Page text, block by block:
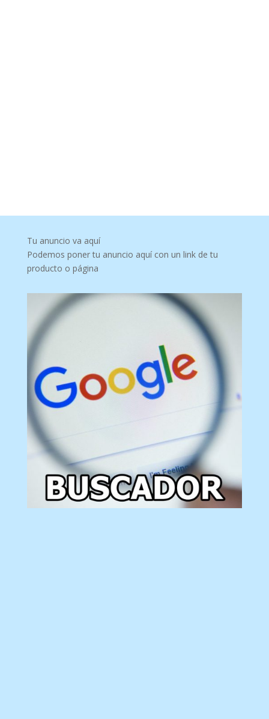
Tu anuncio va aquí
Podemos poner tu anuncio aquí con un link de tu
producto o página